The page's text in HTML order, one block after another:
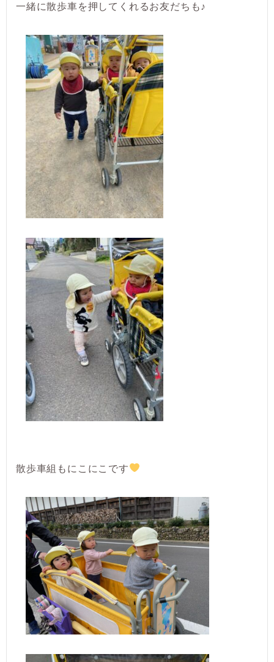
一緒に散歩車を押してくれるお友だちも♪
散歩車組もにこにこです